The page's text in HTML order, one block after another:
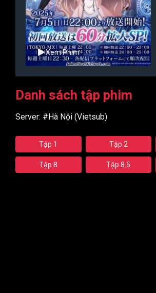
Xem Phim
Danh sách tập phim
Server: #Hà Nội (Vietsub)
Tập 1 Tập 2
Tập 8 Tập 8.5